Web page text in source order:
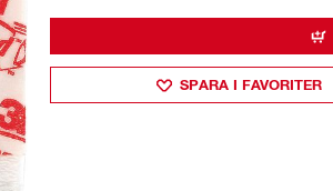
SPARA I FAVORITER